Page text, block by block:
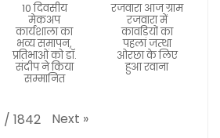
10 दिवसीय
मेकअप
कार्यशाला का
भव्य समापन,
प्रतिभाओं को डॉ.
संदीप ने किया
सम्मानित
रजवारा आज ग्राम
रजवारा में
कावड़ियों का
पहला जत्था
ओरछा के लिए
हुआ रवाना
/ 1842 Next »